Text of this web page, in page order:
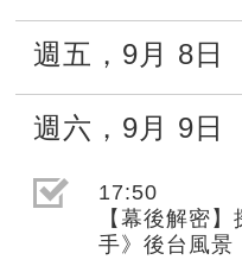
週五 ， 9月 8日
週六 ， 9月 9日
選取節目(未勾選)
17:50
【幕後解密
手》後台風景